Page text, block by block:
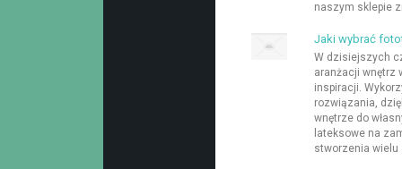
naszym sklepie
Jaki wybrać
W dzisiejszych
aranżacji wnętrz
inspiracji.
rozwiązania,
wnętrze do
lateksowe na
stworzenia wielu